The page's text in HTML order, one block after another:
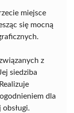
miejsce
się mocną
z
siedziba
dla